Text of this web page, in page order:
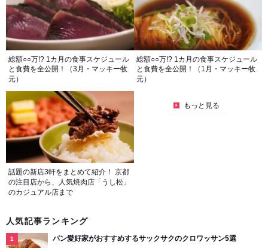
総額○○万!? 1カ月の食事スケジュール
と食費を全公開！（3月・マッキー牧
元）
総額○○万!? 1カ月の食事スケジュール
と食費を全公開！（1月・マッキー牧
元）
話題の新店3軒をまとめて紹介！ 京都
の注目店から、人気焼肉店「うし松」
のカジュアル店まで
もっと見る
人気記事ランキング
パン愛好家がおすすめするサックサクのクロワッサン5選